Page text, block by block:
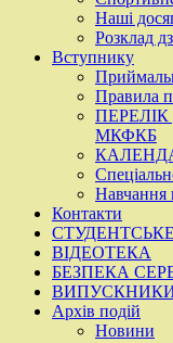
Наші
Розклад
Вступнику
Правила
МКФКБ
Навчання
Контакти
ВІДЕОТЕКА
БЕЗПЕКА
Архів подій
Новини